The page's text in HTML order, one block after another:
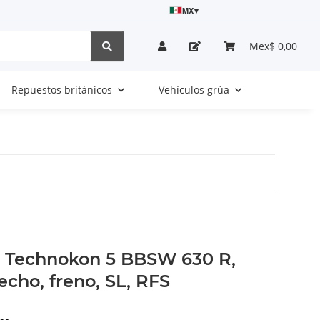
MX▾
Mex$ 0,00
Repuestos británicos Vehículos grúa
5 BBSW 630 R,
freno, SL, RFS